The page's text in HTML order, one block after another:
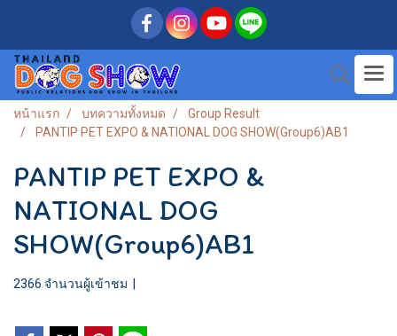
หน้าแรก บทความทั้งหมด
Group Result
PANTIP PET EXPO & NATIONAL DOG SHOW(Group6)AB1
PANTIP PET EXPO &
NATIONAL DOG
SHOW(Group6)AB1
2366 จำนวนผู้เข้าชม